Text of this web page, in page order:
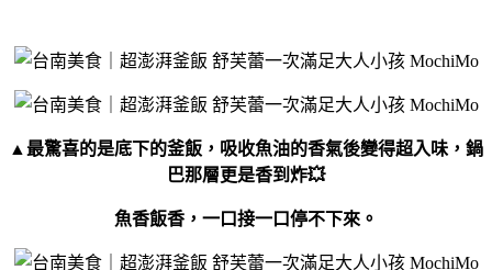
▲最驚喜的是底下的釜飯，吸收魚油的香氣後變得超入味，鍋
巴那層更是香到炸💥
魚香飯香，一口接一口停不下來。